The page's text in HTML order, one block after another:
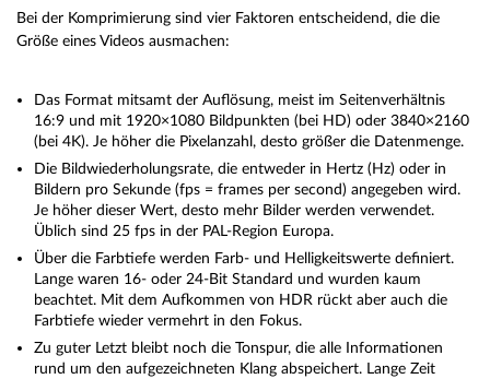
Bei der Komprimierung sind vier Faktoren entscheidend, die die
Größe eines Videos ausmachen:
Das Format mitsamt der Auflösung, meist im Seitenverhältnis
16:9 und mit 1920×1080 Bildpunkten (bei HD) oder 3840×2160
(bei 4K). Je höher die Pixelanzahl, desto größer die Datenmenge.
Die Bildwiederholungsrate, die entweder in Hertz (Hz) oder in
Bildern pro Sekunde (fps = frames per second) angegeben wird.
Je höher dieser Wert, desto mehr Bilder werden verwendet.
Üblich sind 25 fps in der PAL-Region Europa.
Über die Farbtiefe werden Farb- und Helligkeitswerte definiert.
Lange waren 16- oder 24-Bit Standard und wurden kaum
beachtet. Mit dem Aufkommen von HDR rückt aber auch die
Farbtiefe wieder vermehrt in den Fokus.
Zu guter Letzt bleibt noch die Tonspur, die alle Informationen
rund um den aufgezeichneten Klang abspeichert. Lange Zeit